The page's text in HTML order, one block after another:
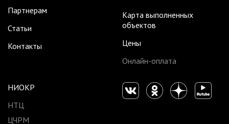
Партнерам
Статьи
Контакты
Карта выполненных
объектов
Цены
Онлайн-оплата
НИОКР
НТЦ
ЦЧРМ